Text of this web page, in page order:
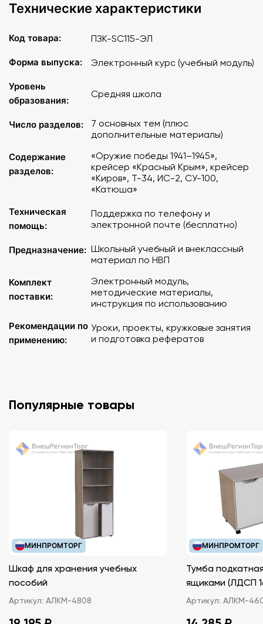
Технические характеристики
Код товара: ПЗК-SC115-ЭЛ
Форма выпуска: Электронный курс (учебный модуль)
Уровень
образования:
Средняя школа
Число разделов:
7 основных тем (плюс
дополнительные материалы)
Содержание
разделов:
«Оружие победы 1941–1945»,
крейсер «Красный Крым», крейсер
«Киров», Т-34, ИС-2, СУ-100,
«Катюша»
Техническая
помощь:
Поддержка по телефону и
электронной почте (бесплатно)
Предназначение: Школьный учебный и внеклассный
материал по НВП
Комплект
поставки:
Электронный модуль,
методические материалы,
инструкция по использованию
Рекомендации по
применению:
Уроки, проекты, кружковые занятия
и подготовка рефератов
Популярные товары
МИНПРОМТОРГ
Шкаф для хранения учебных
пособий
Артикул: АЛКМ-4808
МИНПРОМТОРГ
Тумба
ящиками
Артикул: АЛКМ-